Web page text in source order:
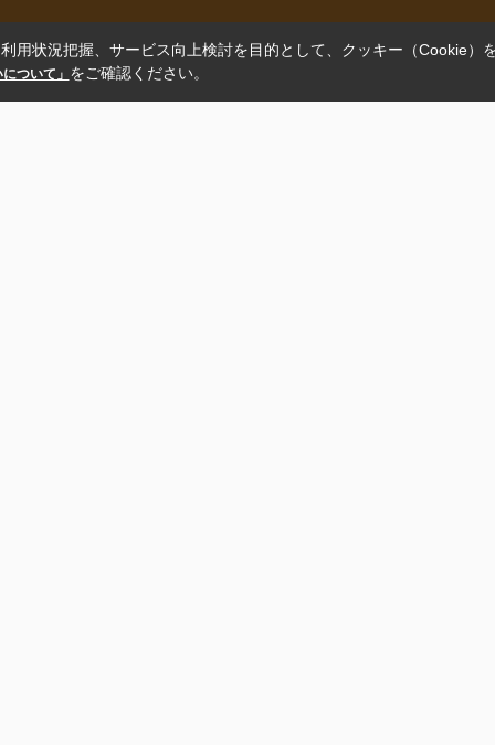
用状況把握、サービス向上検討を目的として、クッキー（Cookie）
ついて」 をご確認ください。